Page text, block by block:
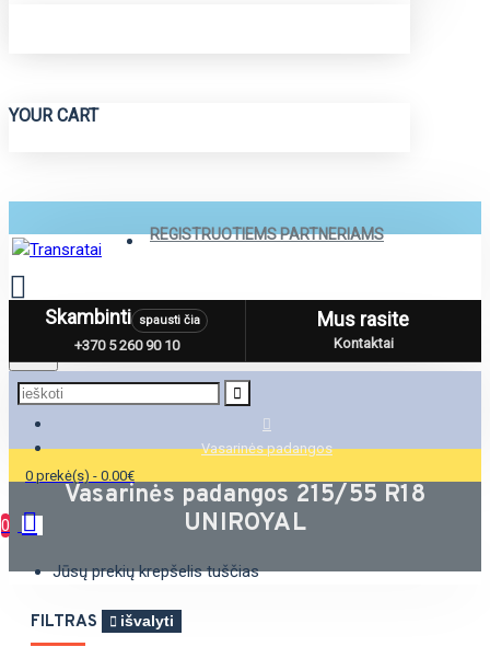
YOUR CART
REGISTRUOTIEMS PARTNERIAMS
Menu
0 prekė(s) - 0.00€
0
Jūsų prekių krepšelis tuščias
Skambinti spausti čia
+370 5 260 90 10
Mus rasite
Kontaktai
Vasarinės padangos
Vasarinės padangos 215/55 R18
UNIROYAL
FILTRAS išvalyti